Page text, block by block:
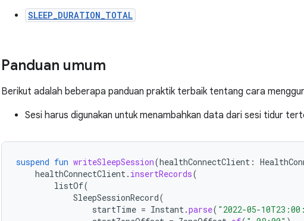
SLEEP_DURATION_TOTAL
Panduan umum
Berikut adalah beberapa panduan praktik terbaik tentang cara
Sesi harus digunakan untuk menambahkan data dari sesi tidur
suspend fun writeSleepSession(healthConnectClient :
healthConnectClient. insertRecords(
listOf(
SleepSessionRecord(
startTime = Instant.parse( "2022-05-